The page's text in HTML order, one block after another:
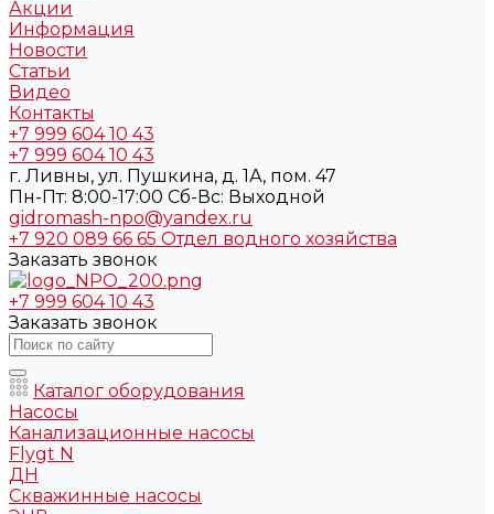
Акции
Информация
Новости
Статьи
Видео
Контакты
+7 999 604 10 43
+7 999 604 10 43
г. Ливны, ул. Пушкина, д. 1А, пом. 47
Пн-Пт: 8:00-17:00 Cб-Вс: Выходной
gidromash-npo@yandex.ru
+7 920 089 66 65 Отдел водного хозяйства
Заказать звонок
+7 999 604 10 43
Заказать звонок
Каталог оборудования
Насосы
Канализационные насосы
Flygt N
ДН
Скважинные насосы